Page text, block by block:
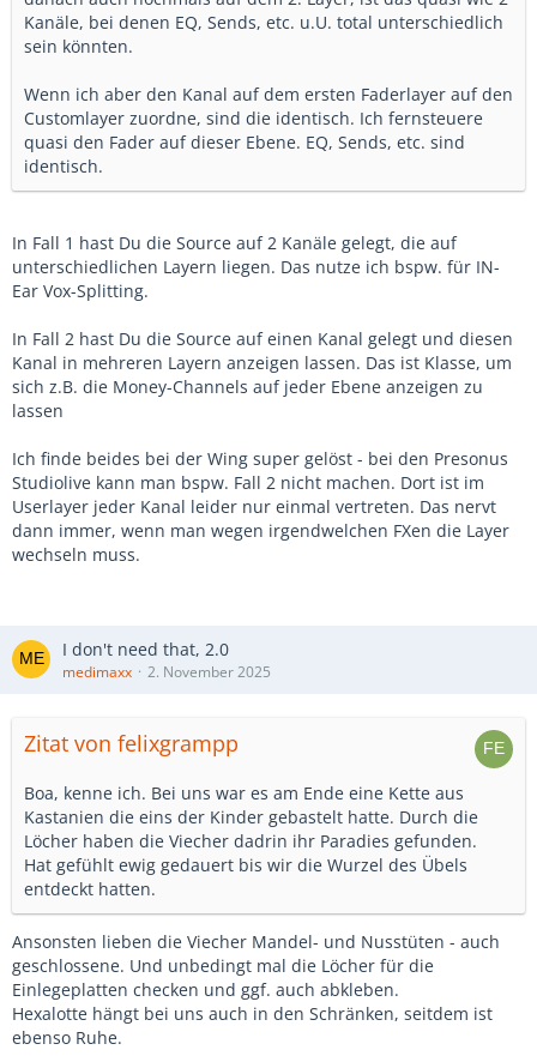
Kanäle, bei denen EQ, Sends, etc. u.U. total unterschiedlich
sein könnten.
Wenn ich aber den Kanal auf dem ersten Faderlayer auf den
Customlayer zuordne, sind die identisch. Ich fernsteuere
quasi den Fader auf dieser Ebene. EQ, Sends, etc. sind
identisch.
In Fall 1 hast Du die Source auf 2 Kanäle gelegt, die auf
unterschiedlichen Layern liegen. Das nutze ich bspw. für IN-
Ear Vox-Splitting.
In Fall 2 hast Du die Source auf einen Kanal gelegt und diesen
Kanal in mehreren Layern anzeigen lassen. Das ist Klasse, um
sich z.B. die Money-Channels auf jeder Ebene anzeigen zu
lassen
Ich finde beides bei der Wing super gelöst - bei den Presonus
Studiolive kann man bspw. Fall 2 nicht machen. Dort ist im
Userlayer jeder Kanal leider nur einmal vertreten. Das nervt
dann immer, wenn man wegen irgendwelchen FXen die Layer
wechseln muss.
I don't need that, 2.0
medimaxx 2. November 2025
Zitat von felixgrampp
Boa, kenne ich. Bei uns war es am Ende eine Kette aus
Kastanien die eins der Kinder gebastelt hatte. Durch die
Löcher haben die Viecher dadrin ihr Paradies gefunden.
Hat gefühlt ewig gedauert bis wir die Wurzel des Übels
entdeckt hatten.
Ansonsten lieben die Viecher Mandel- und Nusstüten - auch
geschlossene. Und unbedingt mal die Löcher für die
Einlegeplatten checken und ggf. auch abkleben.
Hexalotte hängt bei uns auch in den Schränken, seitdem ist
ebenso Ruhe.